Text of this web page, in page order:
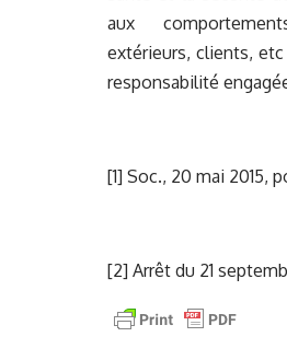
aux
extérieurs, clients,
responsabilité
[1] Soc., 20 mai 2015,
[2] Arrêt du 21